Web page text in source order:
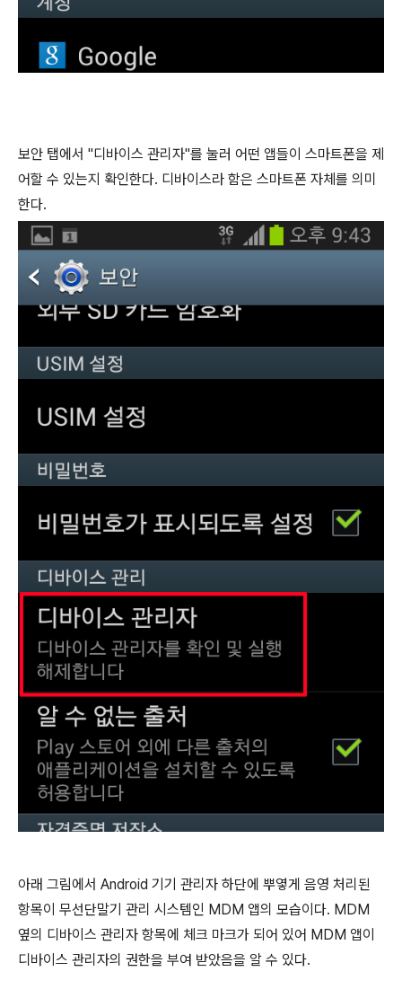
보안 탭에서 "디바이스 관리자"를 눌러 어떤 앱들이 스마트폰을 제
어할 수 있는지 확인한다. 디바이스라 함은 스마트폰 자체를 의미
한다.
아래 그림에서 Android 기기 관리자 하단에 뿌옇게 음영 처리된
항목이 무선단말기 관리 시스템인 MDM 앱의 모습이다. MDM
옆의 디바이스 관리자 항목에 체크 마크가 되어 있어 MDM 앱이
디바이스 관리자의 권한을 부여 받았음을 알 수 있다.